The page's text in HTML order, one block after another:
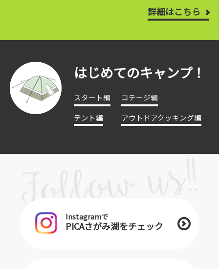
詳細はこちら
はじめてのキャンプ！
スタート編
コテージ編
テント編
アウトドアクッキング編
Instagramで
PICAさがみ湖をチェック